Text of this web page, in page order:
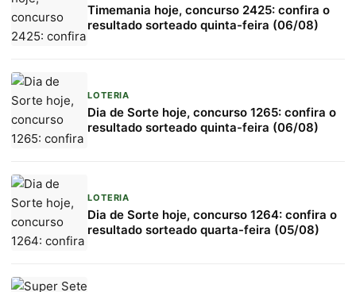
Timemania hoje, concurso 2425: confira o
resultado sorteado quinta-feira (06/08)
LOTERIA
Dia de Sorte hoje, concurso 1265: confira o
resultado sorteado quinta-feira (06/08)
LOTERIA
Dia de Sorte hoje, concurso 1264: confira o
resultado sorteado quarta-feira (05/08)